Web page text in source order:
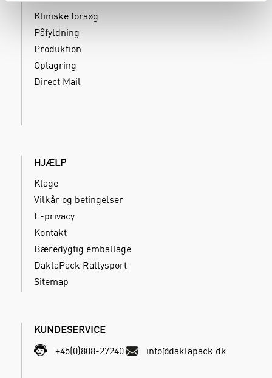
Kliniske forsøg
Påfyldning
Produktion
Oplagring
Direct Mail
HJÆLP
Klage
Vilkår og betingelser
E-privacy
Kontakt
Bæredygtig emballage
DaklaPack Rallysport
Sitemap
KUNDESERVICE
+45(0)808-27240
info@daklapack.dk